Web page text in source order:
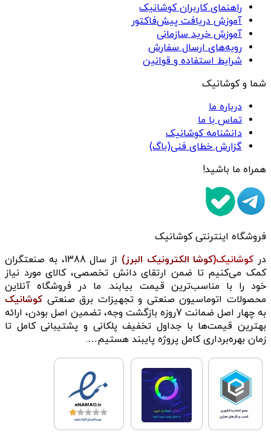
راهنمای کاربران کوشانیک
آموزش دریافت پیش‌فاکتور
آموزش خرید سازمانی
رویه‌های ارسال سفارش
شرایط استفاده و قوانین
شما و کوشانیک
درباره ما
تماس با ما
دانشنامه کوشانیک
گزارش خطای فنی(باگ)
همراه ما باشید!
فروشگاه اینترنتی کوشانیک
در کوشانیک(کوشا الکترونیک البرز)
از سال 1388، به صنعتگران
کمک می‌کنیم تا ضمن ارتقای دانش تخصصی، کالای مورد نیاز
خود را با مناسب‌ترین قیمت بیابند. ما در فروشگاه آنلاین
محصولات اتوماسیون صنعتی و تجهیزات برق صنعتی کوشانیک
به چهار اصل ضمانت 7روزه بازگشت وجه، تضمین اصل بودن، ارائه
بهترین قیمت‌ها با جداول تخفیف پلکانی و پشتیبانی کامل تا
زمان بهره‌برداری کامل پروژه پایبند هستیم….